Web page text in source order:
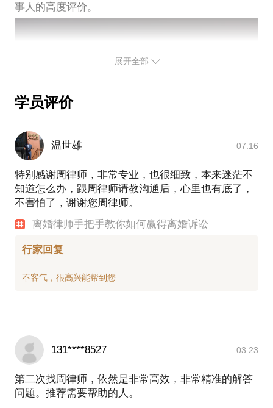
题均有丰富的实践经验，能够有针对性的解决您遇到
展开全部
学员评价
温世雄 07.16
特别感谢周律师，非常专业，也很细致，本来迷茫不
知道怎么办，跟周律师请教沟通后，心里也有底了，
不害怕了，谢谢您周律师。
离婚律师手把手教你如何赢得离婚诉讼
行家回复
131****8527 03.23
第二次找周律师，依然是非常高效，非常精准的解答
问题。推荐需要帮助的人。